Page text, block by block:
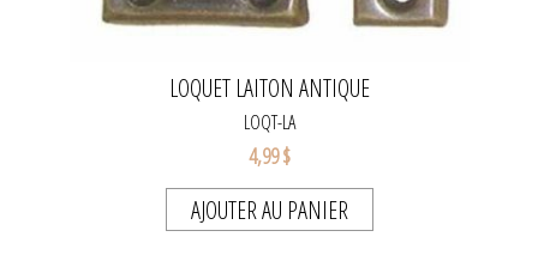
LOQUET LAITON ANTIQUE
LOQT-LA
4,99 $
AJOUTER AU PANIER